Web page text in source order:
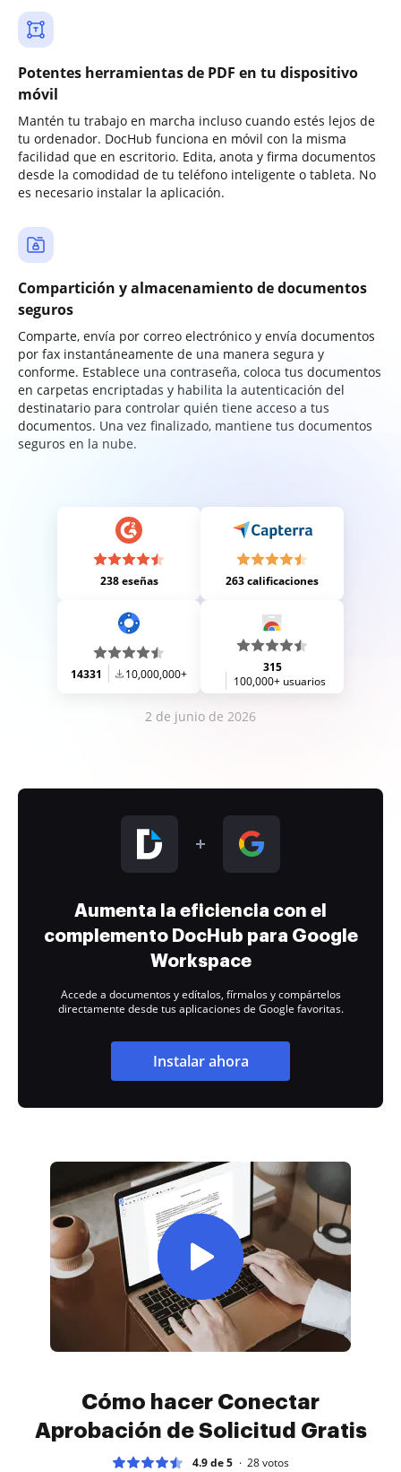
Potentes herramientas de PDF en tu dispositivo
móvil
Mantén tu trabajo en marcha incluso cuando estés lejos de
tu ordenador. DocHub funciona en móvil con la misma
facilidad que en escritorio. Edita, anota y firma documentos
desde la comodidad de tu teléfono inteligente o tableta. No
es necesario instalar la aplicación.
Compartición y almacenamiento de documentos
seguros
Comparte, envía por correo electrónico y envía documentos
por fax instantáneamente de una manera segura y
conforme. Establece una contraseña, coloca tus documentos
en carpetas encriptadas y habilita la autenticación del
destinatario para controlar quién tiene acceso a tus
documentos. Una vez finalizado, mantiene tus documentos
seguros en la nube.
238 eseñas 263 calificaciones
14331 10,000,000+
315
100,000+ usuarios
2 de junio de 2026
Aumenta la eficiencia con el
complemento DocHub para Google
Workspace
Accede a documentos y edítalos, fírmalos y compártelos
directamente desde tus aplicaciones de Google favoritas.
Instalar ahora
Cómo hacer Conectar
Aprobación de Solicitud Gratis
4.9 de 5 28votos